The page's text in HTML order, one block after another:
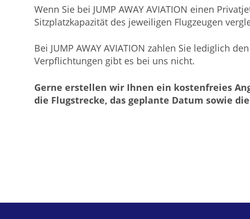
Wenn Sie bei JUMP AWAY AVIATION einen
Sitzplatzkapazität des jeweiligen Flugzeugen
Bei JUMP AWAY AVIATION zahlen Sie lediglich
Verpflichtungen gibt es bei uns nicht.
Gerne erstellen wir Ihnen ein kostenfreies
die Flugstrecke, das geplante Datum sowie